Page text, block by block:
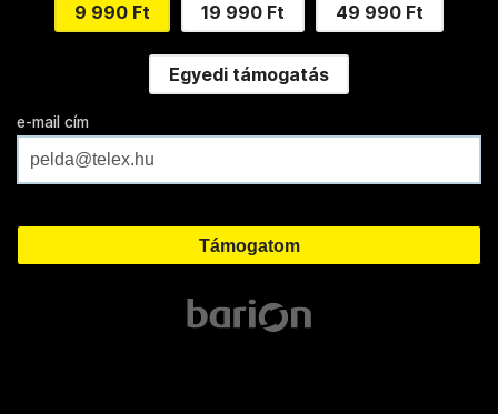
9 990 Ft 19 990 Ft 49 990 Ft
Egyedi támogatás
e-mail cím